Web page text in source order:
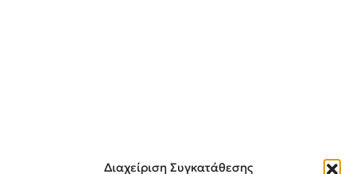
Διαχείριση Συγκατάθεσης